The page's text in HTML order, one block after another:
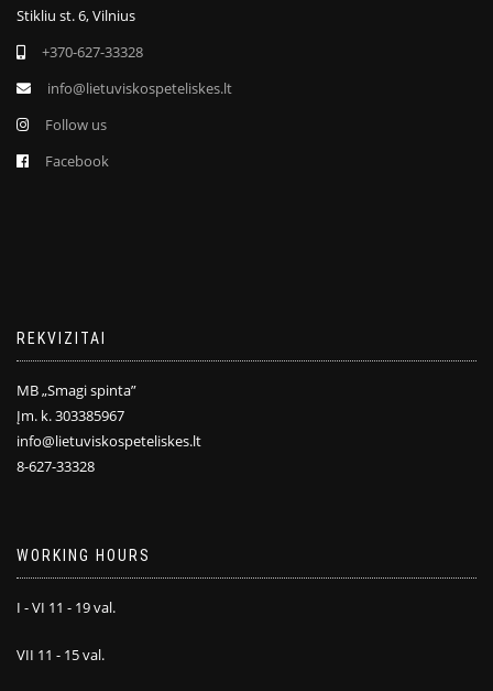
Stikliu st. 6, Vilnius
+370-627-33328
info@lietuviskospeteliskes.lt
Follow us
Facebook
REKVIZITAI
MB „Smagi spinta”
Įm. k. 303385967
info@lietuviskospeteliskes.lt
8-627-33328
WORKING HOURS
I - VI 11 - 19 val.
VII 11 - 15 val.